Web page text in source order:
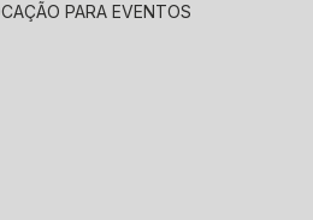
PARA EVENTOS